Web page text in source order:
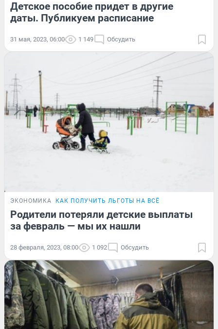
Детское пособие придет в другие
даты. Публикуем расписание
31 мая, 2023, 06:00 1 149 Обсудить
ЭКОНОМИКА КАК ПОЛУЧИТЬ ЛЬГОТЫ НА ВСЁ
Родители потеряли детские выплаты
за февраль — мы их нашли
28 февраля, 2023, 08:00 1 092 Обсудить